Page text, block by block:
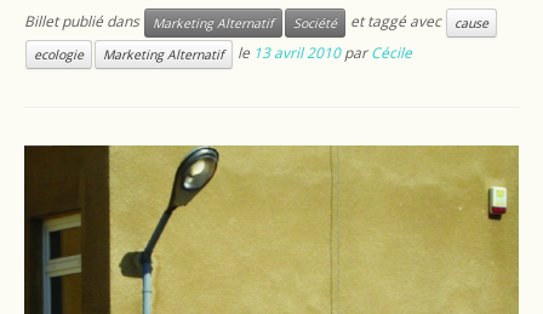
Billet publié dans Marketing Alternatif Société et taggé avec
cause
ecologie
Marketing Alternatif le 13 avril 2010 parCécile